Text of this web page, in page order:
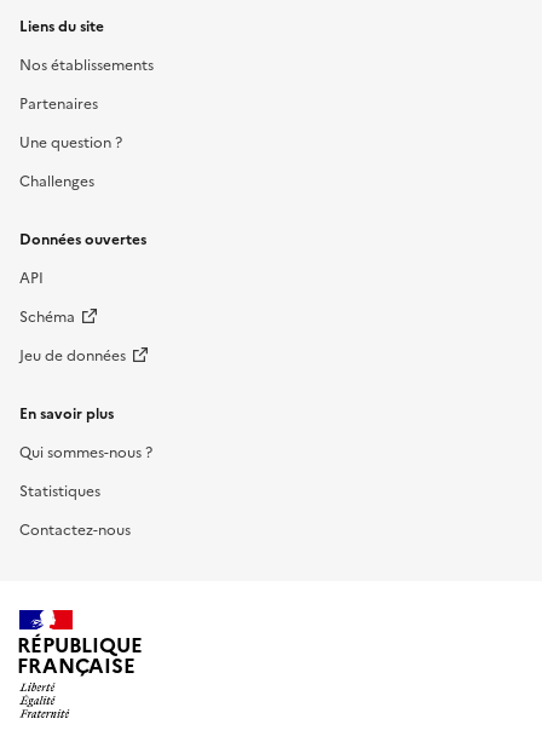
Liens du site
Nos établissements
Partenaires
Une question ?
Challenges
Données ouvertes
API
Schéma
Jeu de données
En savoir plus
Qui sommes-nous ?
Statistiques
Contactez-nous
RÉPUBLIQUE
FRANÇAISE